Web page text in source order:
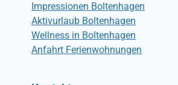
Impressionen Boltenhagen
Aktivurlaub Boltenhagen
Wellness in Boltenhagen
Anfahrt Ferienwohnungen